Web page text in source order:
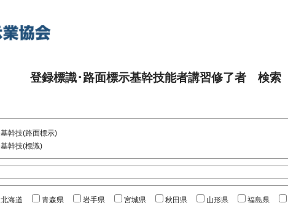
登録標識･路面標示基幹技能者講習修了者 検索
基幹技(路面標示)
基幹技(標識)
北海道 青森県 岩手県 宮城県 秋田県 山形県 福島県